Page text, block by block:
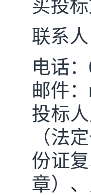
买投标
联系人
电话：
邮件：
投标
（法
份证
章）